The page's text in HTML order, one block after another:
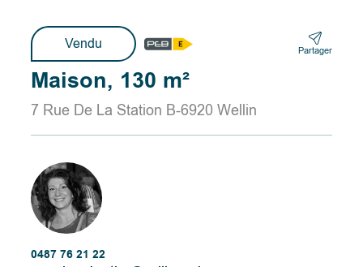
Vendu Partager
Maison, 130 m²
7 Rue De La Station B-6920 Wellin
0487 76 21 22